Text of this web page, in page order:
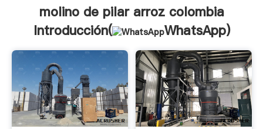
molino de pilar arroz colombia
Introducción(
WhatsApp)